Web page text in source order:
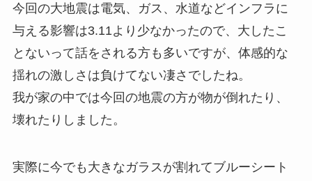
今回の大地震は電気、ガス、水道などインフラに
与える影響は3.11より少なかったので、大したこ
とないって話をされる方も多いですが、体感的な
揺れの激しさは負けてない凄さでしたね。
我が家の中では今回の地震の方が物が倒れたり、
壊れたりしました。
実際に今でも大きなガラスが割れてブルーシート